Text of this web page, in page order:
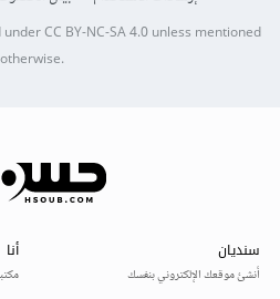
underCC BY-NC-SA 4.0unless mentioned
otherwise.